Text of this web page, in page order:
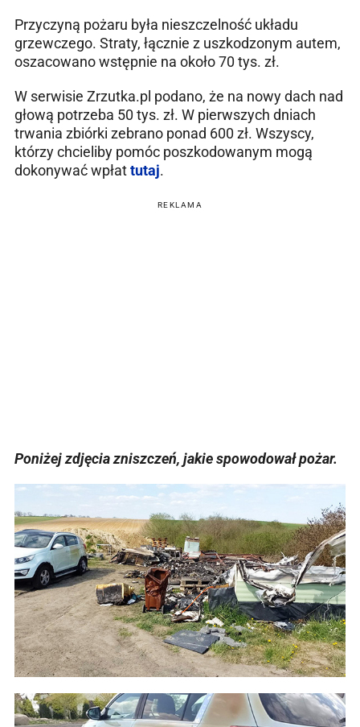
Przyczyną pożaru była nieszczelność układu
grzewczego. Straty, łącznie z uszkodzonym autem,
oszacowano wstępnie na około 70 tys. zł.
W serwisie Zrzutka.pl podano, że na nowy dach nad
głową potrzeba 50 tys. zł. W pierwszych dniach
trwania zbiórki zebrano ponad 600 zł. Wszyscy,
którzy chcieliby pomóc poszkodowanym mogą
dokonywać wpłattutaj.
REKLAMA
Poniżej zdjęcia zniszczeń, jakie spowodował pożar.